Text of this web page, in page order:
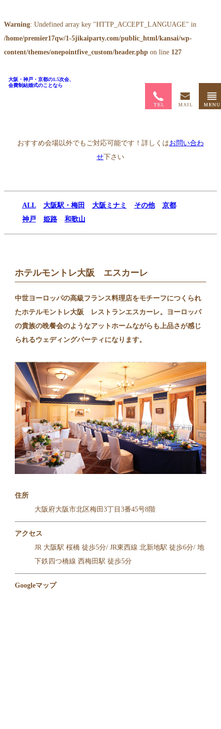
Warning: Undefined array key "HTTP_ACCEPT_LANGUAGE" in
/home/premier17qw/1-5jikaiparty.com/public_html/kansai/wp-
content/themes/onepointfive_custom/header.php on line 127
大阪・神戸・京都の1.5次会、
会費制結婚式のことなら
おすすめ会場以外でもご対応可能です！詳しくはお問い合わ
せ下さい
ALL 大阪駅・梅田 大阪ミナミ その他
京都
神戸
姫路 和歌山
ホテルモントレ大阪 エスカーレ
中世ヨーロッパの高級フランス料理店をモチーフにつくられ
たホテルモントレ大阪 レストランエスカーレ。ヨーロッパ
の貴族の晩餐会のようなアットホームながらも上品さが感じ
られるウェディングパーティになります。
住所
大阪府大阪市北区梅田3丁目3番45号8階
アクセス
JR 大阪駅 桜橋 徒歩5分/ JR東西線 北新地駅 徒歩6分/ 地
下鉄四つ橋線 西梅田駅 徒歩5分
Googleマップ